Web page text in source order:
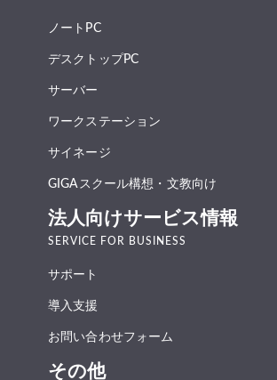
ノートPC
デスクトップPC
サーバー
ワークステーション
サイネージ
GIGAスクール構想・文教向け
法人向けサービス情報
SERVICE FOR BUSINESS
サポート
導入支援
お問い合わせフォーム
その他